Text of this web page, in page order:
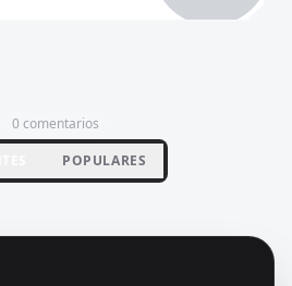
0 comentarios
POPULARES